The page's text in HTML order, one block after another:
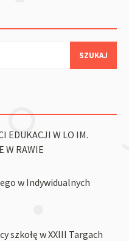
EDUKACJI W LO IM.
W RAWIE
w Indywidualnych
szkołę w XXIII Targach